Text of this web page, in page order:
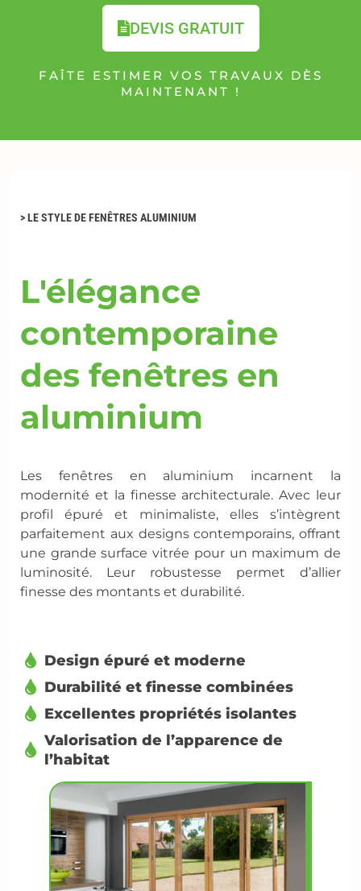
DEVIS GRATUIT
FAÎTE ESTIMER VOS TRAVAUX DÈS
MAINTENANT !
>LE STYLE DE FENÊTRES ALUMINIUM
L'élégance
contemporaine
des fenêtres en
aluminium
Les fenêtres en aluminium incarnent la
modernité et la finesse architecturale. Avec leur
profil épuré et minimaliste, elles s’intègrent
parfaitement aux designs contemporains, offrant
une grande surface vitrée pour un maximum de
luminosité. Leur robustesse permet d’allier
finesse des montants et durabilité.
Design épuré et moderne
Durabilité et finesse combinées
Excellentes propriétés isolantes
Valorisation de l’apparence de
l’habitat